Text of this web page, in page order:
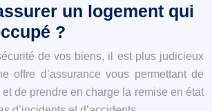
un logement qui
?
de vos biens, il est plus judicieux
offre d’assurance vous permettant de
de prendre en charge la remise en état